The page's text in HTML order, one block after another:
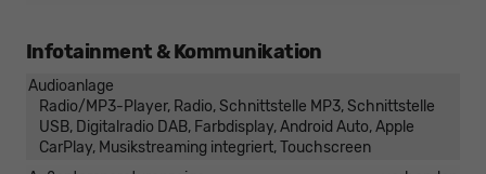
Infotainment & Kommunikation
Audioanlage
Radio/MP3-Player, Radio, Schnittstelle MP3, Schnittstelle
USB, Digitalradio DAB, Farbdisplay, Android Auto, Apple
CarPlay, Musikstreaming integriert, Touchscreen